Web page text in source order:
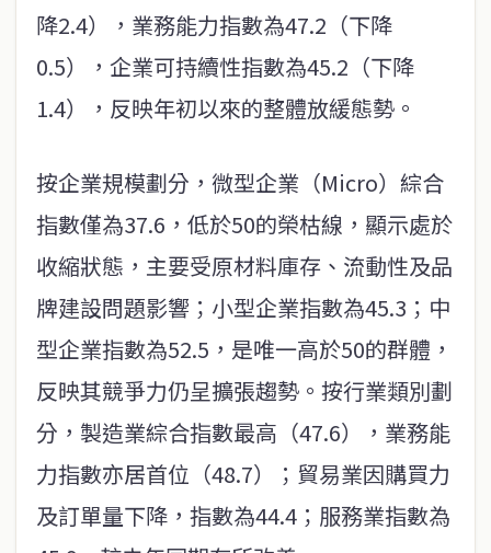
降2.4），業務能力指數為47.2（下降
0.5），企業可持續性指數為45.2（下降
1.4），反映年初以來的整體放緩態勢。
按企業規模劃分，微型企業（Micro）綜合
指數僅為37.6，低於50的榮枯線，顯示處於
收縮狀態，主要受原材料庫存、流動性及品
牌建設問題影響；小型企業指數為45.3；中
型企業指數為52.5，是唯一高於50的群體，
反映其競爭力仍呈擴張趨勢。按行業類別劃
分，製造業綜合指數最高（47.6），業務能
力指數亦居首位（48.7）；貿易業因購買力
及訂單量下降，指數為44.4；服務業指數為